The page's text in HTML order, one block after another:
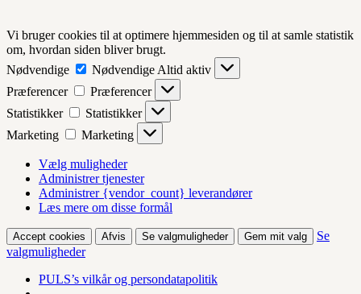
Vi bruger cookies til at optimere hjemmesiden og til at samle statistik
om, hvordan siden bliver brugt.
Nødvendige
Nødvendige Altid aktiv
Præferencer
Præferencer
Statistikker
Statistikker
Marketing
Marketing
Vælg muligheder
Administrer tjenester
Administrer {vendor_count} leverandører
Læs mere om disse formål
Accept cookies Afvis Se valgmuligheder Gem mit valg
Se
valgmuligheder
PULS’s vilkår og persondatapolitik